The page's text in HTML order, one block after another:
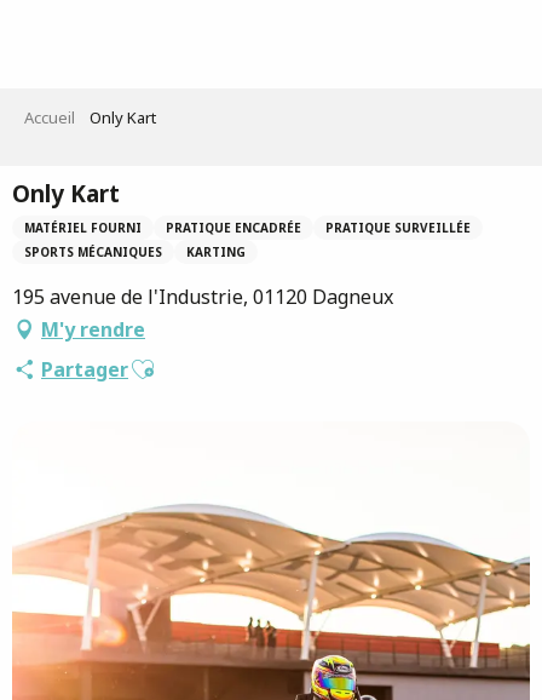
Accueil Only Kart
Only Kart
MATÉRIEL FOURNI PRATIQUE ENCADRÉE
PRATIQUE SURVEILLÉE
SPORTS MÉCANIQUES
KARTING
195 avenue de l'Industrie, 01120 Dagneux
M'y rendre
PartagerAjouter aux favoris